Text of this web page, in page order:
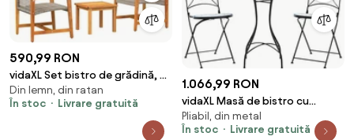
590,99 RON
vidaXL Set bistro de grădină, 3
piese, gri, poliratan și lemn
acacia
Din lemn, din ratan
În stoc
Livrare gratuită
1.066,99 RON
vidaXL Masă de bistro cu
mozaic, albastru și alb, fier și
ceramică
Pliabil, din metal
În stoc
Livrare gratuită